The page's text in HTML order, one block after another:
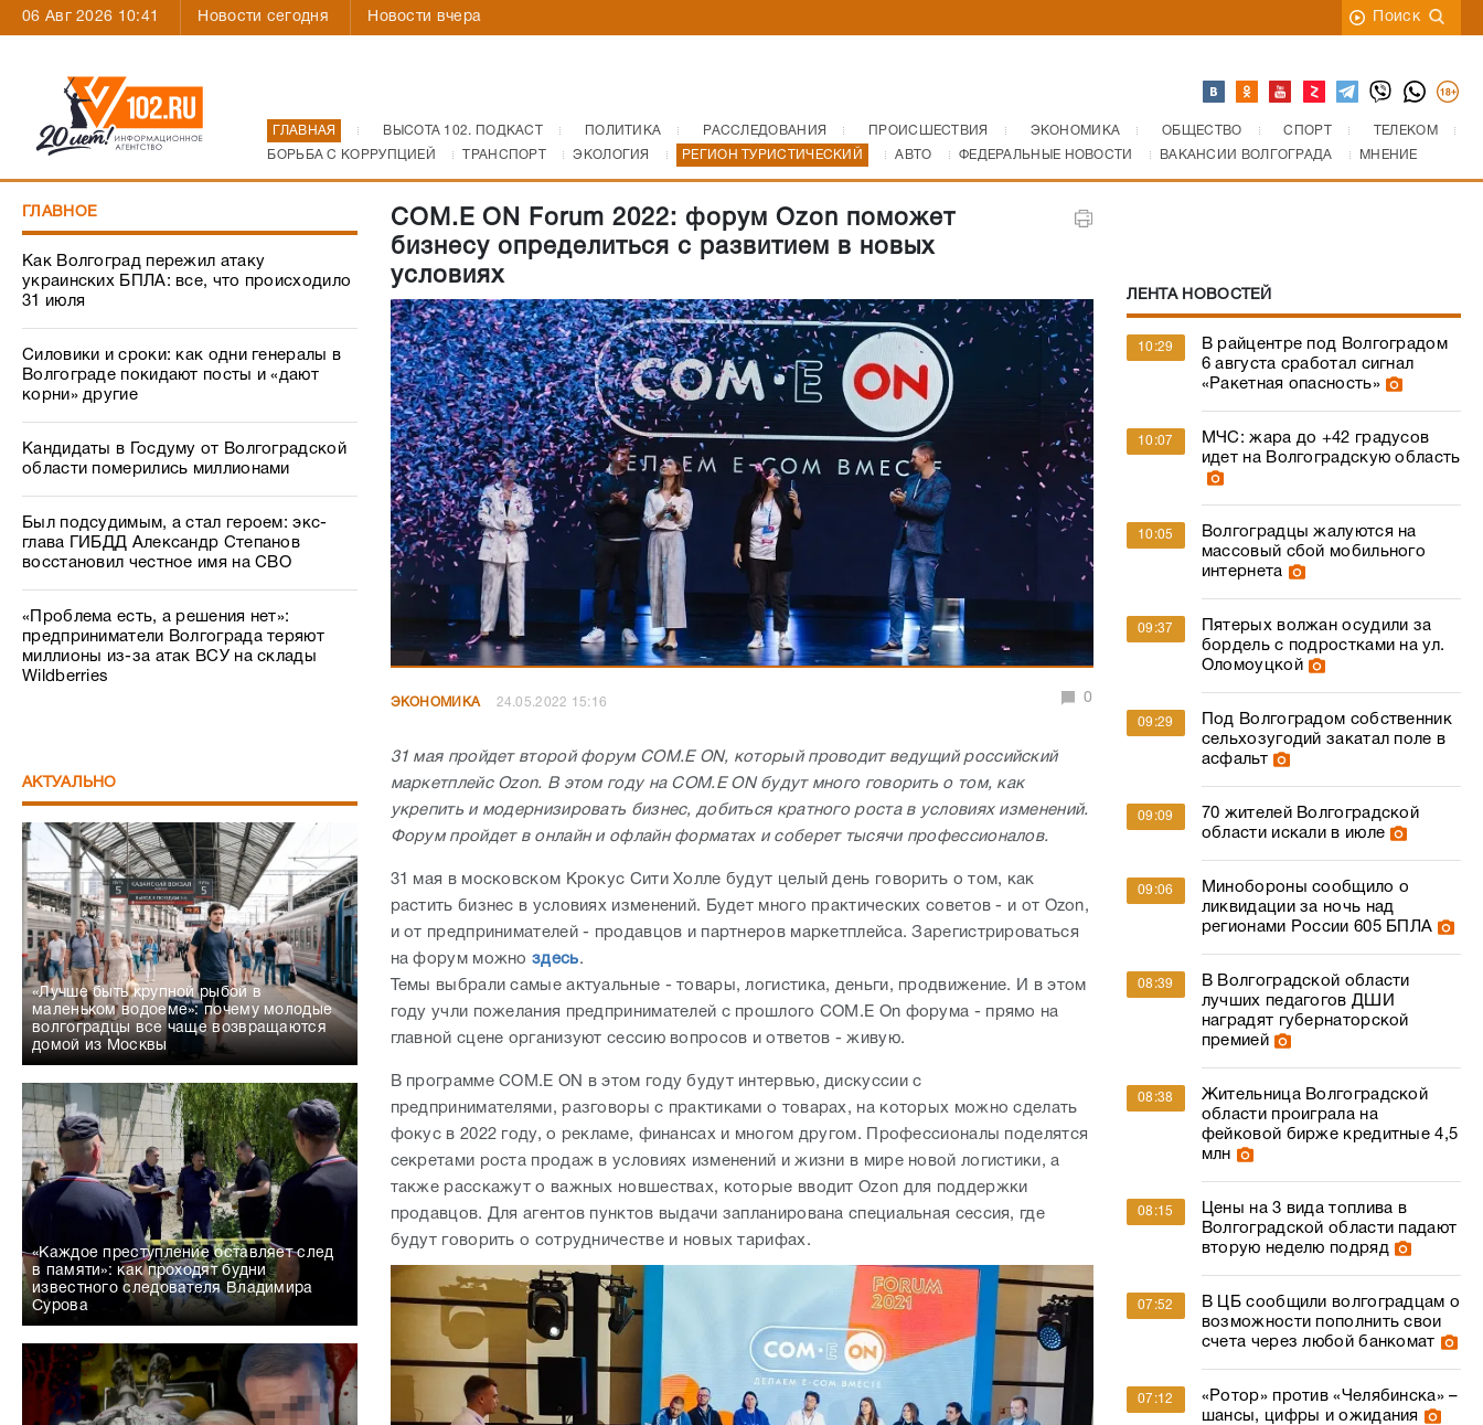
06 Авг 2026 10:41 Новости сегодня Новости вчера Поиск
ГЛАВНАЯ ВЫСОТА 102. ПОДКАСТ ПОЛИТИКА РАССЛЕДОВАНИЯ ПРОИСШЕСТВИЯ ЭКОНОМИКА ОБЩЕСТВО СПОРТ
ТЕЛЕКОМ
БОРЬБА С КОРРУПЦИЕЙ
ТРАНСПОРТ ЭКОЛОГИЯ РЕГИОН ТУРИСТИЧЕСКИЙ АВТО ФЕДЕРАЛЬНЫЕ НОВОСТИ ВАКАНСИИ ВОЛГОГРАДА МНЕНИЕ
ГЛАВНОЕ
Как Волгоград пережил атаку
украинских БПЛА: все, что происходило
31 июля
Силовики и сроки: как одни генералы в
Волгограде покидают посты и «дают
корни» другие
Кандидаты в Госдуму от Волгоградской
области померились миллионами
Был подсудимым, а стал героем: экс-
глава ГИБДД Александр Степанов
восстановил честное имя на СВО
«Проблема есть, а решения нет»:
предприниматели Волгограда теряют
миллионы из-за атак ВСУ на склады
Wildberries
АКТУАЛЬНО
«Лучше быть крупной рыбой в
маленьком водоеме»: почему молодые
волгоградцы все чаще возвращаются
домой из Москвы
«Каждое преступление оставляет след
в памяти»: как проходят будни
известного следователя Владимира
Сурова
COM.E ON Forum 2022: форум Ozon поможет
бизнесу определиться с развитием в новых
условиях
ЭКОНОМИКА 24.05.2022 15:16 0
31 мая пройдет второй форум COM.E ON, который проводит ведущий российский
маркетплейс Ozon. В этом году на COM.E ON будут много говорить о том, как
укрепить и модернизировать бизнес, добиться кратного роста в условиях изменений.
Форум пройдет в онлайн и офлайн форматах и соберет тысячи профессионалов.
31 мая в московском Крокус Сити Холле будут целый день говорить о том, как
растить бизнес в условиях изменений. Будет много практических советов - и от Ozon,
и от предпринимателей - продавцов и партнеров маркетплейса. Зарегистрироваться
на форум можноздесь.
Темы выбрали самые актуальные - товары, логистика, деньги, продвижение. И в этом
году учли пожелания предпринимателей с прошлого COM.E On форума - прямо на
главной сцене организуют сессию вопросов и ответов - живую.
В программе COM.E ON в этом году будут интервью, дискуссии с
предпринимателями, разговоры с практиками о товарах, на которых можно сделать
фокус в 2022 году, о рекламе, финансах и многом другом. Профессионалы поделятся
секретами роста продаж в условиях изменений и жизни в мире новой логистики, а
также расскажут о важных новшествах, которые вводит Ozon для поддержки
продавцов. Для агентов пунктов выдачи запланирована специальная сессия, где
будут говорить о сотрудничестве и новых тарифах.
ЛЕНТА НОВОСТЕЙ
10:29
В райцентре под Волгоградом
6 августа сработал сигнал
«Ракетная опасность»
10:07
МЧС: жара до +42 градусов
идет на Волгоградскую область
10:05
Волгоградцы жалуются на
массовый сбой мобильного
интернета
09:37
Пятерых волжан осудили за
бордель с подростками на ул.
Оломоуцкой
09:29
Под Волгоградом собственник
сельхозугодий закатал поле в
асфальт
09:09
70 жителей Волгоградской
области искали в июле
09:06
Минобороны сообщило о
ликвидации за ночь над
регионами России 605 БПЛА
08:39
В Волгоградской области
лучших педагогов ДШИ
наградят губернаторской
премией
08:38
Жительница Волгоградской
области проиграла на
фейковой бирже кредитные 4,5
млн
08:15
Цены на 3 вида топлива в
Волгоградской области падают
вторую неделю подряд
07:52
В ЦБ сообщили волгоградцам о
возможности пополнить свои
счета через любой банкомат
07:12
«Ротор» против «Челябинска» –
шансы, цифры и ожидания